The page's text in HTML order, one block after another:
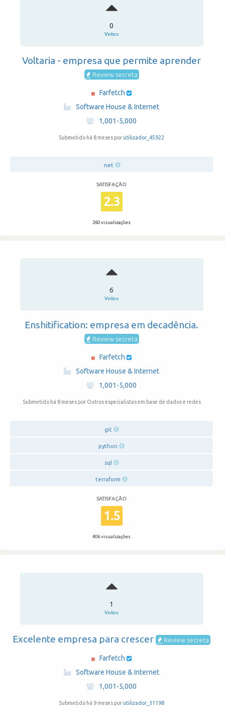
0
Votos
Voltaria - empresa que permite aprender
Review secreta
Farfetch
Software House & Internet
·
1,001-5,000
Submetido há 8 meses por utilizador_45922
.net
SATISFAÇÃO
2.3
260 visualizações
6
Votos
Enshitification: empresa em decadência.
Review secreta
Farfetch
Software House & Internet
·
1,001-5,000
Submetido há 8 meses por Outros especialistas em base de dados e redes
git
python
sql
terraform
SATISFAÇÃO
1.5
406 visualizações
1
Votos
Excelente empresa para crescer Review secreta
Farfetch
Software House & Internet
·
1,001-5,000
Submetido há 9 meses por utilizador_31198